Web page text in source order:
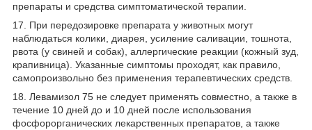
препараты и средства симптоматической терапии.
17. При передозировке препарата у животных могут
наблюдаться колики, диарея, усиление саливации, тошнота,
рвота (у свиней и собак), аллергические реакции (кожный зуд,
крапивница). Указанные симптомы проходят, как правило,
самопроизвольно без применения терапевтических средств.
18. Левамизол 75 не следует применять совместно, а также в
течение 10 дней до и 10 дней после использования
фосфорорганических лекарственных препаратов, а также